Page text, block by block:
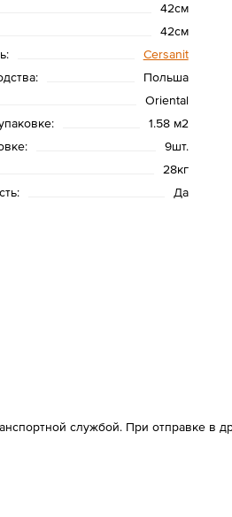
42см
42см
Cersanit
Польша
Oriental
1.58 м2
9шт.
28кг
Да
службой. При отправке в